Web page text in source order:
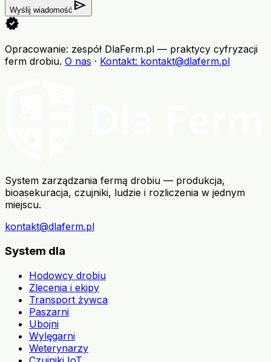
Wyślij wiadomość send
verified
Opracowanie: zespół DlaFerm.pl — praktycy cyfryzacji
ferm drobiu. O nas · Kontakt: kontakt@dlaferm.pl
System zarządzania fermą drobiu — produkcja,
bioasekuracja, czujniki, ludzie i rozliczenia w jednym
miejscu.
kontakt@dlaferm.pl
System dla
Hodowcy drobiu
Zlecenia i ekipy
Transport żywca
Paszarni
Ubojni
Wylęgarni
Weterynarzy